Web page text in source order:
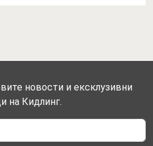
новости и ексклузивни
на Кидлинг.